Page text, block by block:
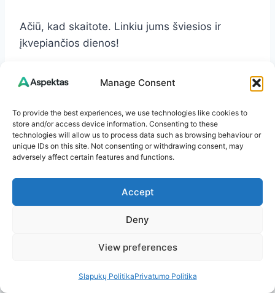
Manage Consent
To provide the best experiences, we use technologies like cookies to
store and/or access device information. Consenting to these
technologies will allow us to process data such as browsing behaviour or
unique IDs on this site. Not consenting or withdrawing consent, may
adversely affect certain features and functions.
Accept
Deny
View preferences
Slapukų PolitikaPrivatumo Politika
Ačiū, kad skaitote. Linkiu jums šviesios ir
įkvepiančios dienos!
Tags:
# ekologiški namų sprendimai
#pasidaryk pats
Dovydas A.
Esu Aspektas.lt įkūrėjas ir turinio autorius. Mano